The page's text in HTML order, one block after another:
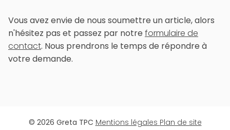
Vous avez envie de nous soumettre un article, alors
n'hésitez pas et passez par notre formulaire de
contact. Nous prendrons le temps de répondre à
votre demande.
© 2026 Greta TPC Mentions légales Plan de site